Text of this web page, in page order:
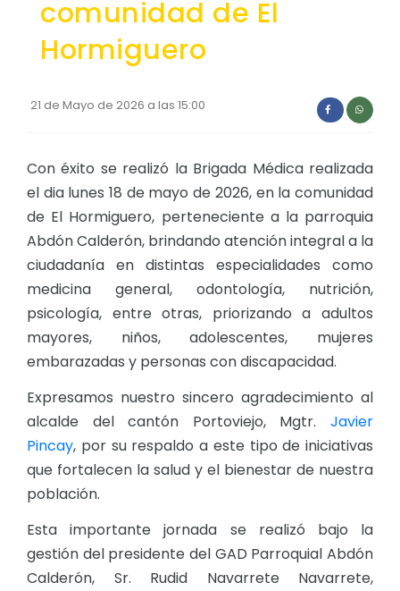
Convocatorias
GESTIÓN ADMINISTRATIVA
Convenios Institucionales
PRESUPUESTO: EJECUCIÓN Y REPORTES
Cédulas presupuestarias y balances
Procesos de contratación
Ejecución Presupuestaria
Obras y proyectos
REPRESENTANTES DE LA ASAMBLEA PARROQUIAL
REPRESENTANTES DEL CONSEJO DE PLANIFICACIÓN
comunidad de El
Hormiguero
21 de Mayo de 2026 a las 15:00
Con éxito se realizó la Brigada Médica realizada
el dia lunes 18 de mayo de 2026, en la comunidad
de El Hormiguero, perteneciente a la parroquia
Abdón Calderón, brindando atención integral a la
ciudadanía en distintas especialidades como
medicina general, odontología, nutrición,
psicología, entre otras, priorizando a adultos
mayores, niños, adolescentes, mujeres
embarazadas y personas con discapacidad.
Expresamos nuestro sincero agradecimiento al
alcalde del cantón Portoviejo, Mgtr. Javier
Pincay, por su respaldo a este tipo de iniciativas
que fortalecen la salud y el bienestar de nuestra
población.
Esta importante jornada se realizó bajo la
gestión del presidente del GAD Parroquial Abdón
Calderón, Sr. Rudid Navarrete Navarrete,